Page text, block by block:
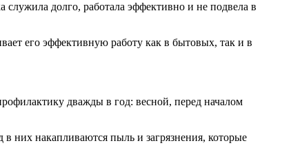
служила долго, работала эффективно и не подвела в
его эффективную работу как в бытовых, так и в
дважды в год: весной, перед началом
них накапливаются пыль и загрязнения, которые